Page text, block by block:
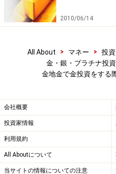
2010/06/14
All About > マネー > 投資
金・銀・プラチナ投
金地金で金投資をする
会社概要
投資家情報
利用規約
All Aboutについて
当サイトの情報についての注意